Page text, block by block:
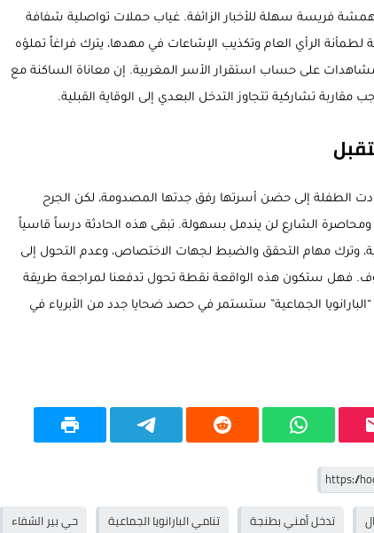
فريسة سهلة للأخبار الزائفة. غياب حملات تواصلية شفافة
الرأي العام وتكذيب الإشاعات في مهدها، يترك فراغاً تملؤه
على حساب استقرار الأسر المغربية. إن معاناة الساكنة مع
تشاركية تتجاوز التدخل البعدي إلى الوقاية القبلية.
الطفلة إلى حضن أسرتها رفق جدتها المصدومة، لكن الجرح
ومحاصرة الشارع لن يندمل بسهولة. تبقى هذه الحادثة درساً قاسياً
وترك مهام التحقق والضبط لجهات الاختصاص، وعدم التحول إلى
فهل ستكون هذه الواقعة نقطة تحول تدفعنا لمراجعة طريقة
“البارانويا الجماعية” ستستمر في حصد ضحايا جدد من الأبرياء في
تدخل أمني بطنجة تنامي البارانويا الجماعية حي بير الشفاء